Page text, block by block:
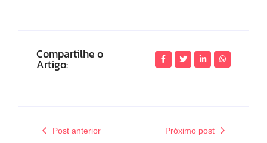
Compartilhe o
Artigo:
Post anterior Próximo post